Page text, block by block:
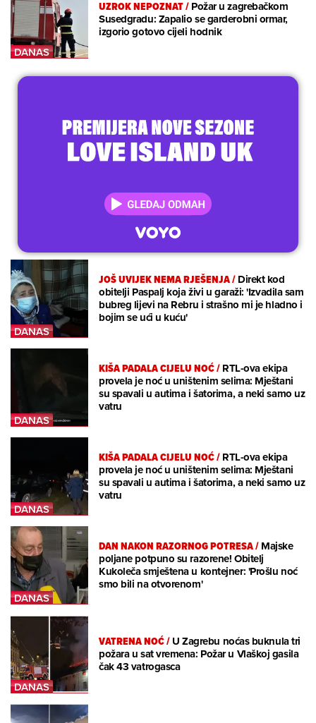
UZROK NEPOZNAT/Požar u zagrebačkom
Susedgradu: Zapalio se garderobni ormar,
izgorio gotovo cijeli hodnik
JOŠ UVIJEK NEMA RJEŠENJA/Direkt kod
obitelji Paspalj koja živi u garaži: 'Izvadila sam
bubreg lijevi na Rebru i strašno mi je hladno i
bojim se ući u kuću'
KIŠA PADALA CIJELU NOĆ/RTL-ova ekipa
provela je noć u uništenim selima: Mještani
su spavali u autima i šatorima, a neki samo uz
vatru
KIŠA PADALA CIJELU NOĆ/RTL-ova ekipa
provela je noć u uništenim selima: Mještani
su spavali u autima i šatorima, a neki samo uz
vatru
DAN NAKON RAZORNOG POTRESA/Majske
poljane potpuno su razorene! Obitelj
Kukoleča smještena u kontejner: 'Prošlu noć
smo bili na otvorenom'
VATRENA NOĆ/U Zagrebu noćas buknula tri
požara u sat vremena: Požar u Vlaškoj gasila
čak 43 vatrogasca